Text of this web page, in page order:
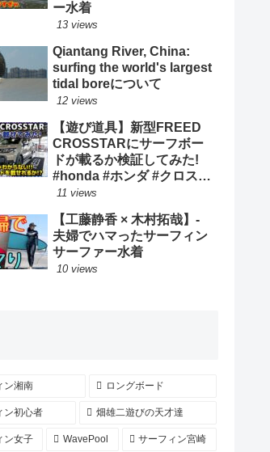
ー水着
13 views
Qiantang River, China:
surfing the world's largest
tidal boreについて
12 views
【遊び道具】新型FREED
CROSSTARにサーフボー
ドが載るか検証してみた!
#honda #ホンダ #クロスタ
ー #car #freed #フリード #
ード
11 views
【工藤静香 × 木村拓哉】-
夫婦でハマったサーフィン
サーファー水着
10 views
ン湘南 ロングボード
ン初心者 畑雄二遊びの天才達
ン女子 WavePool サーフィン宮崎